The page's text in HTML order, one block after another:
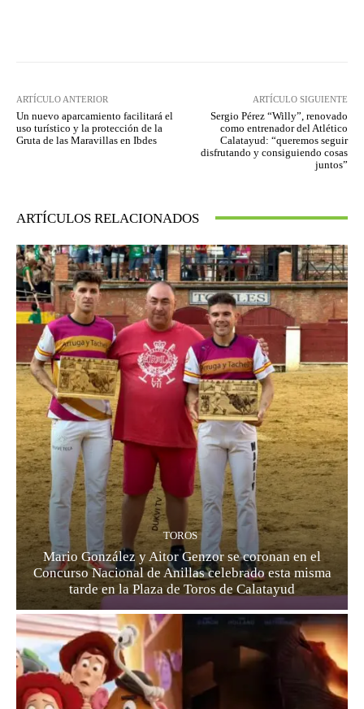
ARTÍCULO ANTERIOR
Un nuevo aparcamiento facilitará el
uso turístico y la protección de la
Gruta de las Maravillas en Ibdes
ARTÍCULO SIGUIENTE
Sergio Pérez “Willy”, renovado
como entrenador del Atlético
Calatayud: “queremos seguir
disfrutando y consiguiendo cosas
juntos”
ARTÍCULOS RELACIONADOS
TOROS
Mario González y Aitor Genzor se coronan en el
Concurso Nacional de Anillas celebrado esta misma
tarde en la Plaza de Toros de Calatayud